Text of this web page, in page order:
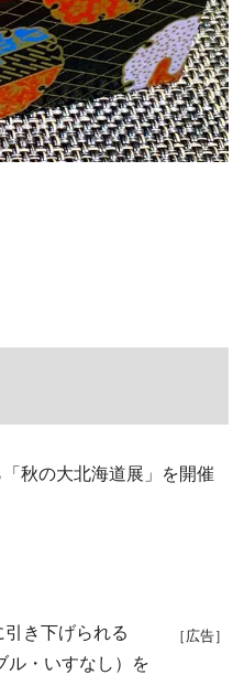
秋の大北海道展」を開催
［広告］
き下げられる
ル・いすなし）を